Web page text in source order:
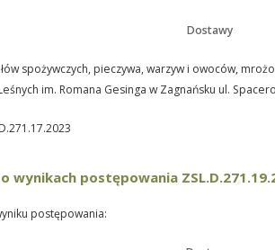
Dostawy
spożywczych, pieczywa, warzyw i owoców,
im. Romana Gesinga w Zagnańsku ul.
o wynikach postępowania
postępowania: